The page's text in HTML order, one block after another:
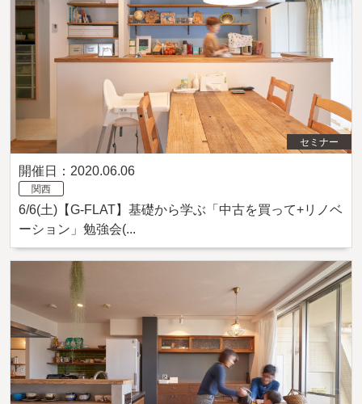
セミナー
開催日：2020.06.06
関西
6/6(土)【G-FLAT】基礎から学ぶ「中古を買って+リノベ
ーション」勉強会(...